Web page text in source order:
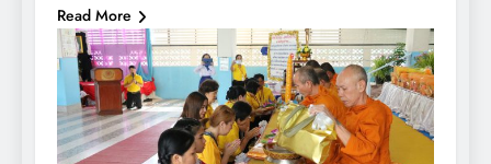
Read More